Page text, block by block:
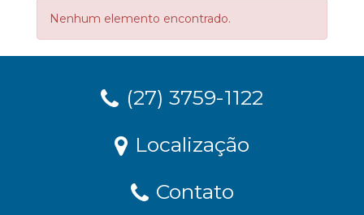
Nenhum elemento encontrado.
(27) 3759-1122
Localização
Contato